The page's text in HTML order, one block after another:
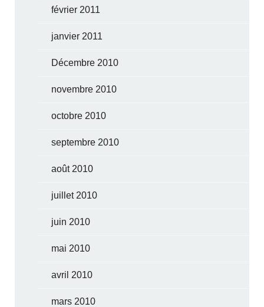
février 2011
janvier 2011
Décembre 2010
novembre 2010
octobre 2010
septembre 2010
août 2010
juillet 2010
juin 2010
mai 2010
avril 2010
mars 2010